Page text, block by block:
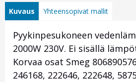
Kuvaus Yhteensopivat mallit
Pyykinpesukoneen
2000W 230V. Ei sisällä
Korvaa osat Smeg
246168, 222646, 222648,